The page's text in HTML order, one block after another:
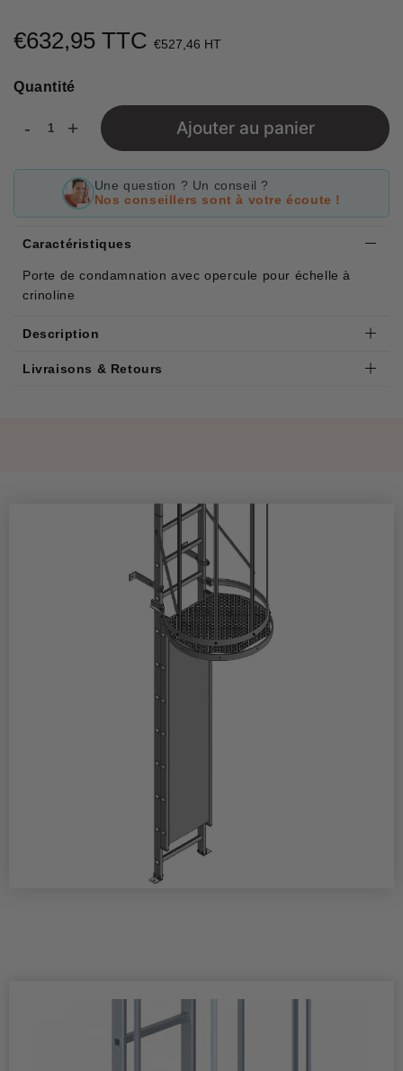
€632,95 TTC €527,46 HT
price
Quantité
- + Ajouter au panier
Une question ? Un conseil ?
Nos conseillers sont à votre écoute !
Caractéristiques
Porte de condamnation avec opercule pour échelle à
crinoline
Description
Livraisons & Retours